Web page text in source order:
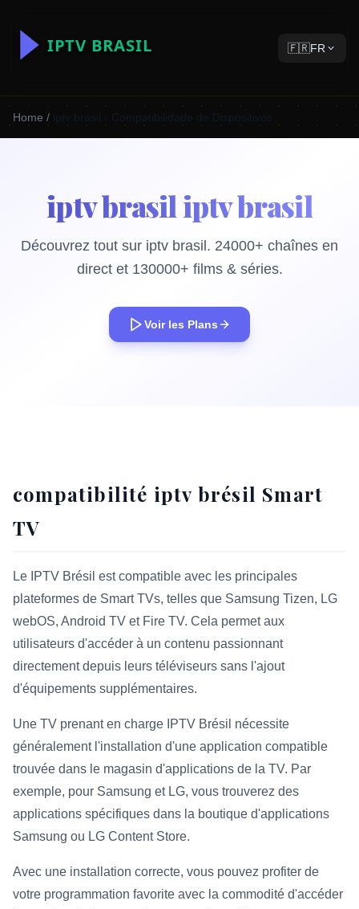
🇫🇷FR
Home / iptv brasil - Compatibilidade de Dispositivos
iptv brasil iptv brasil
Découvrez tout sur iptv brasil. 24000+ chaînes en
direct et 130000+ films & séries.
Voir les Plans
compatibilité iptv brésil Smart
TV
Le IPTV Brésil est compatible avec les principales
plateformes de Smart TVs, telles que Samsung Tizen, LG
webOS, Android TV et Fire TV. Cela permet aux
utilisateurs d'accéder à un contenu passionnant
directement depuis leurs téléviseurs sans l'ajout
d'équipements supplémentaires.
Une TV prenant en charge IPTV Brésil nécessite
généralement l'installation d'une application compatible
trouvée dans le magasin d'applications de la TV. Par
exemple, pour Samsung et LG, vous trouverez des
applications spécifiques dans la boutique d'applications
Samsung ou LG Content Store.
Avec une installation correcte, vous pouvez profiter de
votre programmation favorite avec la commodité d'accéder